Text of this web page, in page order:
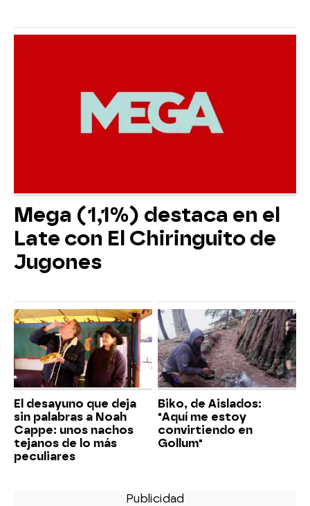
Mega (1,1%) destaca en el
Late con El Chiringuito de
Jugones
El desayuno que deja
sin palabras a Noah
Cappe: unos nachos
tejanos de lo más
peculiares
Biko, de Aislados:
"Aquí me estoy
convirtiendo en
Gollum"